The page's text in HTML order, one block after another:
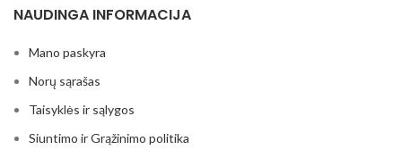
NAUDINGA INFORMACIJA
Mano paskyra
Norų sąrašas
Taisyklės ir sąlygos
Siuntimo ir Grąžinimo politika